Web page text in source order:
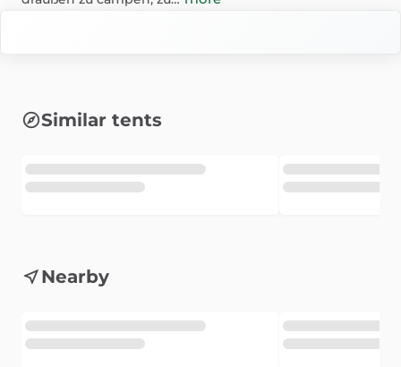
Similar tents
Nearby